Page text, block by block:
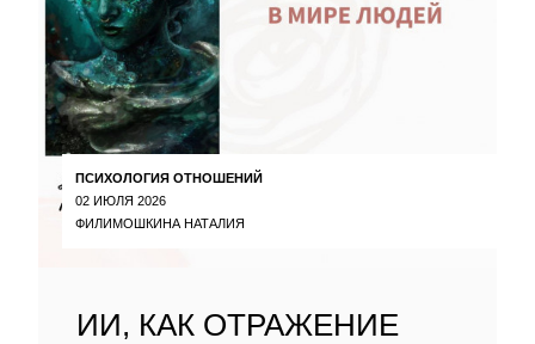
ПСИХОЛОГИЯ ОТНОШЕНИЙ
02 ИЮЛЯ 2026
ФИЛИМОШКИНА НАТАЛИЯ
ИИ, КАК ОТРАЖЕНИЕ